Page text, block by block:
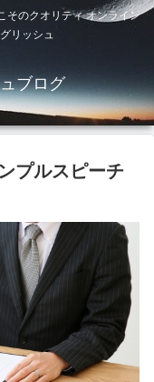
そのクオリティ オンライン
リッシュ
ブログ
プルスピーチ